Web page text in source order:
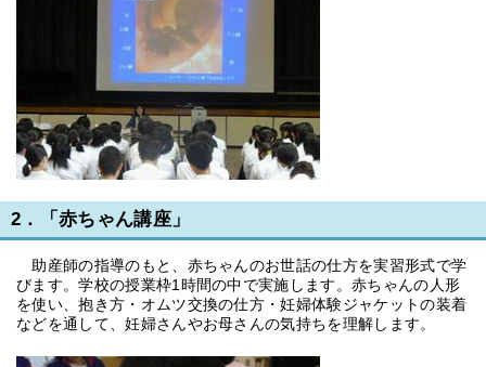
2．「赤ちゃん講座」
助産師の指導のもと、赤ちゃんのお世話の仕方を実習形式で学
びます。学校の授業枠1時間の中で実施します。赤ちゃんの人形
を使い、抱き方・オムツ交換の仕方・妊婦体験ジャケットの装着
などを通して、妊婦さんやお母さんの気持ちを理解します。